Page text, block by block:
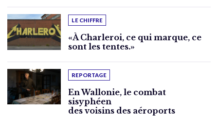
LE CHIFFRE
«À Charleroi, ce qui marque, ce
sont les tentes.»
REPORTAGE
En Wallonie, le combat
sisyphéen
des voisins des aéroports